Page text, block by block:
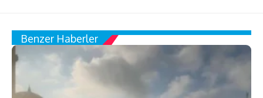
Benzer Haberler